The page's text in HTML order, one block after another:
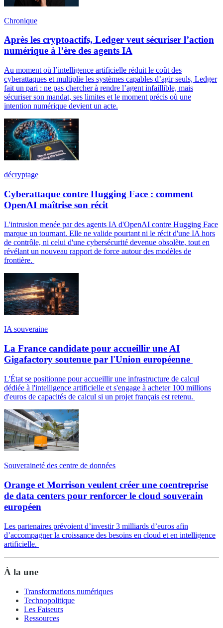
Chronique
Après les cryptoactifs, Ledger veut sécuriser l’action
numérique à l’ère des agents IA
Au moment où l’intelligence artificielle réduit le coût des
cyberattaques et multiplie les systèmes capables d’agir seuls, Ledger
fait un pari : ne pas chercher à rendre l’agent infaillible, mais
sécuriser son mandat, ses limites et le moment précis où une
intention numérique devient un acte.
décryptage
Cyberattaque contre Hugging Face : comment
OpenAI maîtrise son récit
L'intrusion menée par des agents IA d'OpenAI contre Hugging Face
marque un tournant. Elle ne valide pourtant ni le récit d'une IA hors
de contrôle, ni celui d'une cybersécurité devenue obsolète, tout en
révélant un nouveau rapport de force autour des modèles de
frontière.
IA souveraine
La France candidate pour accueillir une AI
Gigafactory soutenue par l'Union européenne
L'État se positionne pour accueillir une infrastructure de calcul
dédiée à l'intelligence artificielle et s'engage à acheter 100 millions
d'euros de capacités de calcul si un projet français est retenu.
Souveraineté des centre de données
Orange et Morrison veulent créer une coentreprise
de data centers pour renforcer le cloud souverain
européen
Les partenaires prévoient d’investir 3 milliards d’euros afin
d’accompagner la croissance des besoins en cloud et en intelligence
artificielle.
À la une
Transformations numériques
Technopolitique
Les Faiseurs
Ressources